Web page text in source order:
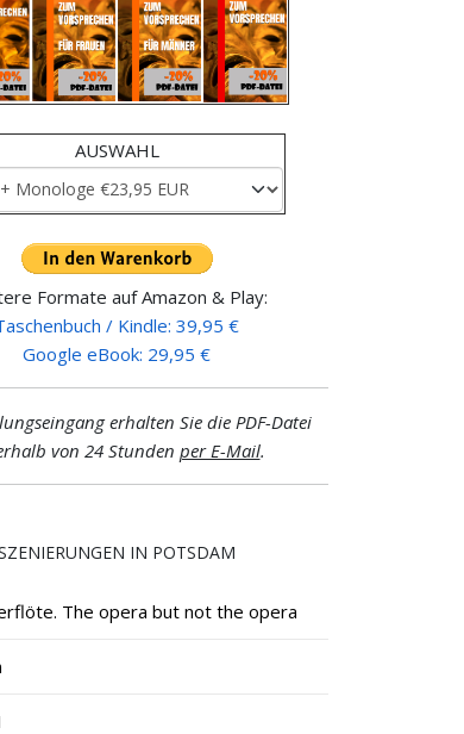
AUSWAHL
Formate auf Amazon & Play:
/ Kindle: 39,95 €
Google eBook: 29,95 €
erhalten Sie die PDF-Datei
von 24 Stunden per E-Mail.
IN POTSDAM
The opera but not the opera